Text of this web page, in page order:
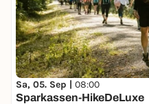
Sa, 05. Sep | 08:00
Sparkassen-HikeDeLuxe